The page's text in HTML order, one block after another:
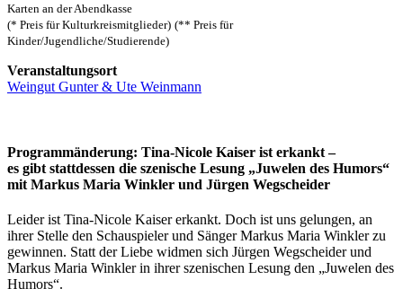
Karten an der Abendkasse
(* Preis für Kulturkreismitglieder) (** Preis für
Kinder/Jugendliche/Studierende)
Veranstaltungsort
Weingut Gunter & Ute Weinmann
Programmänderung: Tina-Nicole Kaiser ist erkankt –
es gibt stattdessen die szenische Lesung „Juwelen des Humors“
mit Markus Maria Winkler und Jürgen Wegscheider
Leider ist Tina-Nicole Kaiser erkankt. Doch ist uns gelungen, an
ihrer Stelle den Schauspieler und Sänger Markus Maria Winkler zu
gewinnen. Statt der Liebe widmen sich Jürgen Wegscheider und
Markus Maria Winkler in ihrer szenischen Lesung den „Juwelen des
Humors“.